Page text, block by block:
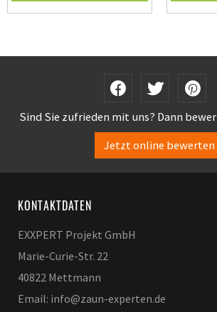
Sind Sie zufrieden mit uns? Dann
Jetzt online bewerten
KONTAKTDATEN
EXXPERT Projekt GmbH
Marie-Curie-Str. 22
40822 Mettmann
Email: info@zaun-experten.de